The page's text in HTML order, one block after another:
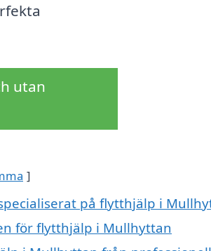
utan
på flytthjälp i
för flytthjälp i Mullhyttan